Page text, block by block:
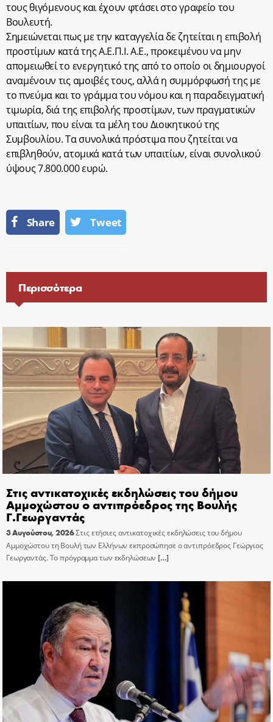
τους θιγόμενους και έχουν φτάσει στο γραφείο του
Βουλευτή.
Σημειώνεται πως με την καταγγελία δε ζητείται η επιβολή
προστίμων κατά της Α.Ε.Π.Ι. Α.Ε., προκειμένου να μην
απομειωθεί το ενεργητικό της από το οποίο οι δημιουργοί
αναμένουν τις αμοιβές τους, αλλά η συμμόρφωσή της με
το πνεύμα και το γράμμα του νόμου και η παραδειγματική
τιμωρία, διά της επιβολής προστίμων, των πραγματικών
υπαιτίων, που είναι τα μέλη του Διοικητικού της
Συμβουλίου. Τα συνολικά πρόστιμα που ζητείται να
επιβληθούν, ατομικά κατά των υπαιτίων, είναι συνολικού
ύψους 7.800.000 ευρώ.
Share Tweet
Περισσότερα
Στις αντικατοχικές εκδηλώσεις του δήμου
Αμμοχώστου ο αντιπρόεδρος της Βουλής
Γ.Γεωργαντάς
3 Αυγούστου, 2026Στις ετήσιες αντικατοχικές εκδηλώσεις του δήμου
Αμμοχώστου τη Βουλή των Ελλήνων εκπροσώπησε ο αντιπρόεδρος Γεώργιος
Γεωργαντάς. Το πρόγραμμα των εκδηλώσεων […]